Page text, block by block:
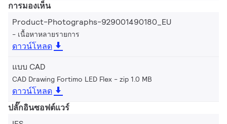
การมองเห็น
Product-Photographs-929001490180_EU
เนื้อหาหลายรายการ
ดาวน์โหลด
แบบ CAD
CAD Drawing Fortimo LED Flex zip 1.0 MB
ดาวน์โหลด
ปลั๊กอินซอฟต์แวร์